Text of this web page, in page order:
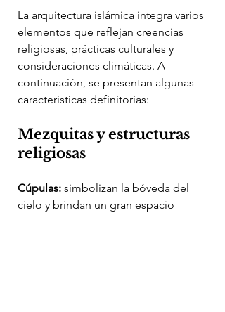
La arquitectura islámica integra varios
elementos que reflejan creencias
religiosas, prácticas culturales y
consideraciones climáticas. A
continuación, se presentan algunas
características definitorias:
Mezquitas y estructuras
religiosas
Cúpulas: simbolizan la bóveda del
cielo y brindan un gran espacio